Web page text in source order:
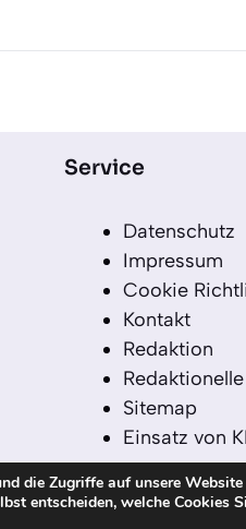
Service
Datenschutz
Impressum
Cookie
Kontakt
Redaktion
Sitemap
Einsatz von
die Zugriffe auf unsere
entscheiden, welche Cookies